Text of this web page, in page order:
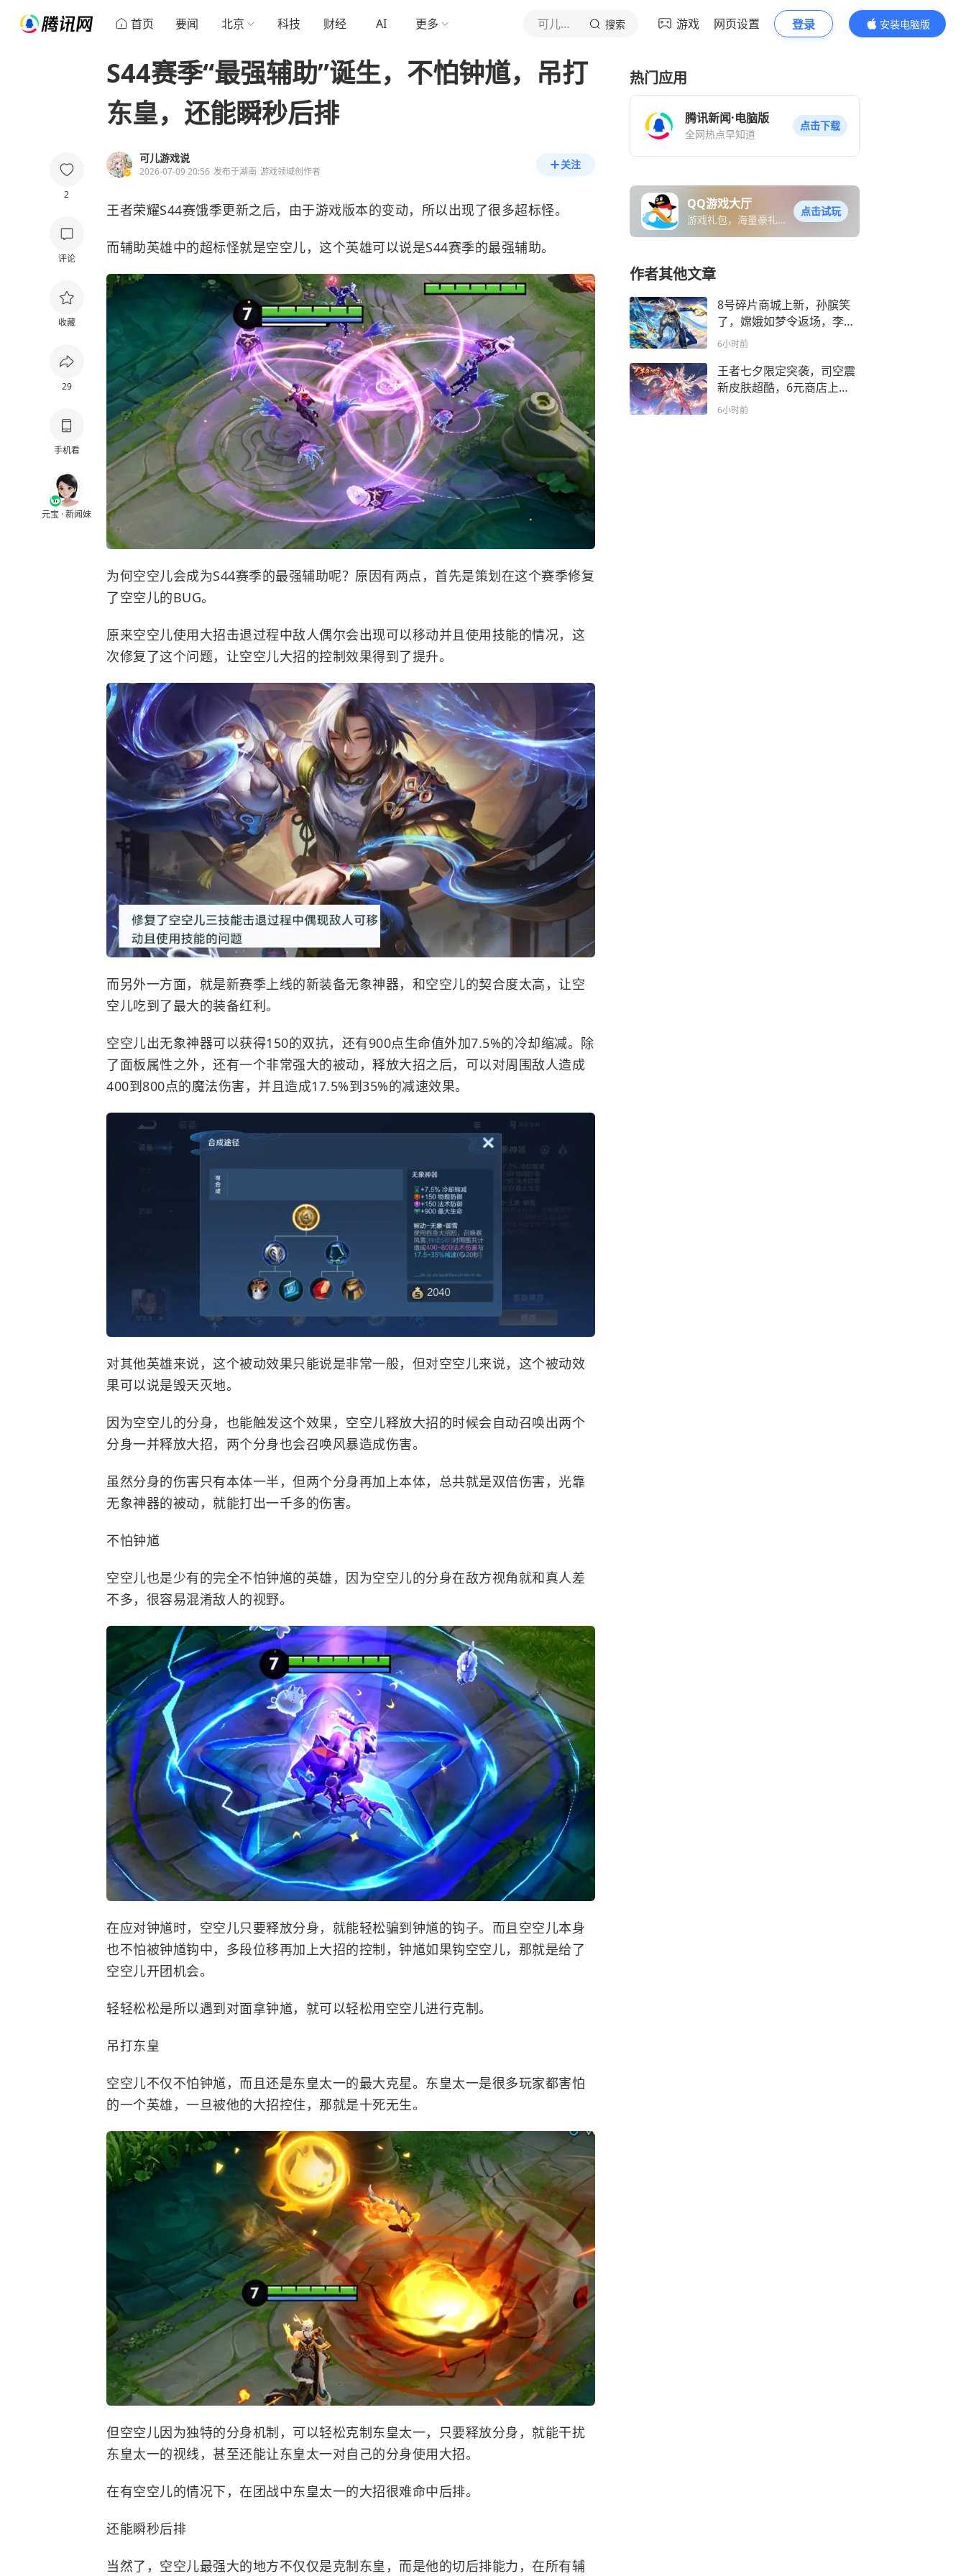
首页 要闻 北京 科技 财经 AI 更多 可儿游戏说 搜索 游戏 网页设置 登录
安装电脑版
内容更精彩
2
评论
收藏
29
手机看
元宝 · 新闻妹
S44赛季“最强辅助”诞生，不怕钟馗，吊打
东皇，还能瞬秒后排
可儿游戏说
2026-07-09 20:56 发布于湖南 游戏领域创作者
关注
王者荣耀S44赛饿季更新之后，由于游戏版本的变动，所以出现了很多超标怪。
而辅助英雄中的超标怪就是空空儿，这个英雄可以说是S44赛季的最强辅助。
为何空空儿会成为S44赛季的最强辅助呢？原因有两点，首先是策划在这个赛季修复
了空空儿的BUG。
原来空空儿使用大招击退过程中敌人偶尔会出现可以移动并且使用技能的情况，这
次修复了这个问题，让空空儿大招的控制效果得到了提升。
而另外一方面，就是新赛季上线的新装备无象神器，和空空儿的契合度太高，让空
空儿吃到了最大的装备红利。
空空儿出无象神器可以获得150的双抗，还有900点生命值外加7.5%的冷却缩减。除
了面板属性之外，还有一个非常强大的被动，释放大招之后，可以对周围敌人造成
400到800点的魔法伤害，并且造成17.5%到35%的减速效果。
对其他英雄来说，这个被动效果只能说是非常一般，但对空空儿来说，这个被动效
果可以说是毁天灭地。
因为空空儿的分身，也能触发这个效果，空空儿释放大招的时候会自动召唤出两个
分身一并释放大招，两个分身也会召唤风暴造成伤害。
虽然分身的伤害只有本体一半，但两个分身再加上本体，总共就是双倍伤害，光靠
无象神器的被动，就能打出一千多的伤害。
不怕钟馗
空空儿也是少有的完全不怕钟馗的英雄，因为空空儿的分身在敌方视角就和真人差
不多，很容易混淆敌人的视野。
在应对钟馗时，空空儿只要释放分身，就能轻松骗到钟馗的钩子。而且空空儿本身
也不怕被钟馗钩中，多段位移再加上大招的控制，钟馗如果钩空空儿，那就是给了
空空儿开团机会。
轻轻松松是所以遇到对面拿钟馗，就可以轻松用空空儿进行克制。
吊打东皇
空空儿不仅不怕钟馗，而且还是东皇太一的最大克星。 东皇太一是很多玩家都害怕
的一个英雄，一旦被他的大招控住，那就是十死无生。
但空空儿因为独特的分身机制，可以轻松克制东皇太一，只要释放分身，就能干扰
东皇太一的视线，甚至还能让东皇太一对自己的分身使用大招。
在有空空儿的情况下，在团战中东皇太一的大招很难命中后排。
还能瞬秒后排
当然了，空空儿最强大的地方不仅仅是克制东皇，而是他的切后排能力，在所有辅
热门应用
腾讯新闻·电脑版
全网热点早知道
点击下载
QQ游戏大厅
游戏礼包，海量豪礼免
点击试玩
作者其他文章
8号碎片商城上新，孙膑笑
了，嫦娥如梦令返场，李白
珍品传说巨帅
6小时前
王者七夕限定突袭，司空震
新皮肤超酷，6元商店上
新，西施笑了
6小时前